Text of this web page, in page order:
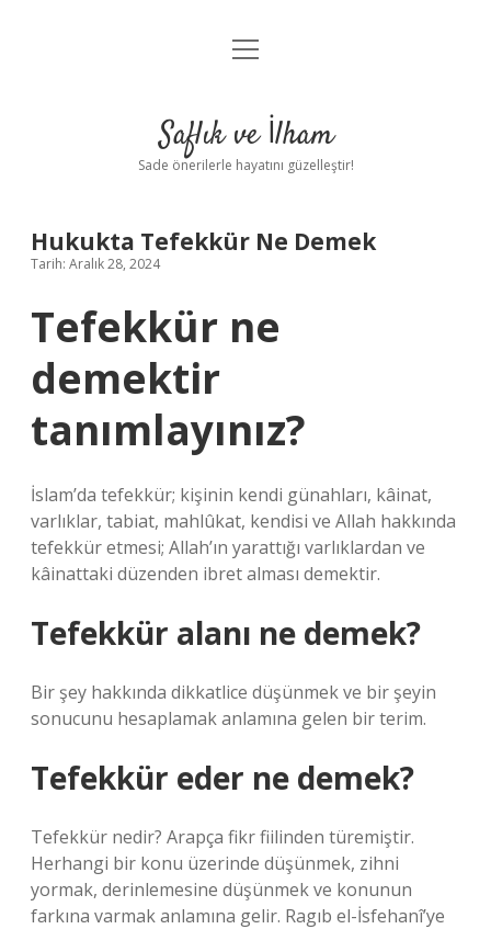
Anasayfa
Yasal Uyarı
menüyü
Saflık ve İlham
Sade önerilerle hayatını güzelleştir!
Hukukta Tefekkür Ne Demek
Tarih: Aralık 28, 2024
Tefekkür ne
demektir
tanımlayınız?
İslam’da tefekkür; kişinin kendi günahları, kâinat,
varlıklar, tabiat, mahlûkat, kendisi ve Allah hakkında
tefekkür etmesi; Allah’ın yarattığı varlıklardan ve
kâinattaki düzenden ibret alması demektir.
Tefekkür alanı ne demek?
Bir şey hakkında dikkatlice düşünmek ve bir şeyin
sonucunu hesaplamak anlamına gelen bir terim.
Tefekkür eder ne demek?
Tefekkür nedir? Arapça fikr fiilinden türemiştir.
Herhangi bir konu üzerinde düşünmek, zihni
yormak, derinlemesine düşünmek ve konunun
farkına varmak anlamına gelir. Ragıb el-İsfehanî’ye